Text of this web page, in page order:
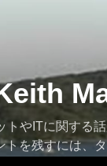
トやITに関する
トを残すには、